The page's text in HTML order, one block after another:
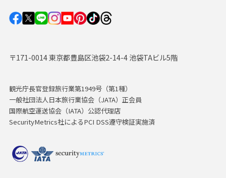
〒171-0014 東京都豊島区池袋2-14-4 池袋TAビル5階
観光庁長官登録旅行業第1949号（第1種）
一般社団法人日本旅行業協会（JATA）正会員
国際航空運送協会（IATA）公認代理店
SecurityMetrics社によるPCI DSS遵守検証実施済